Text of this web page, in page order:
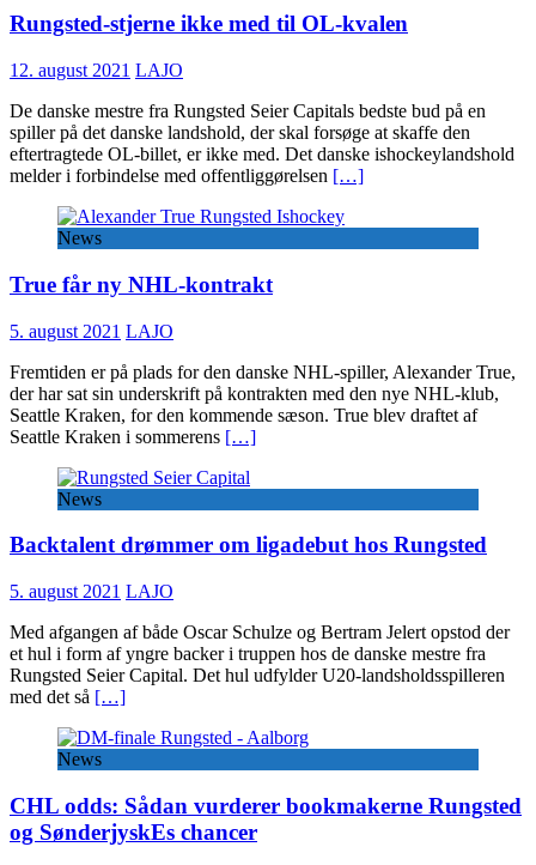
Rungsted-stjerne ikke med til OL-kvalen
12. august 2021 LAJO
De danske mestre fra Rungsted Seier Capitals bedste bud på en
spiller på det danske landshold, der skal forsøge at skaffe den
eftertragtede OL-billet, er ikke med. Det danske ishockeylandshold
melder i forbindelse med offentliggørelsen […]
News
True får ny NHL-kontrakt
5. august 2021 LAJO
Fremtiden er på plads for den danske NHL-spiller, Alexander True,
der har sat sin underskrift på kontrakten med den nye NHL-klub,
Seattle Kraken, for den kommende sæson. True blev draftet af
Seattle Kraken i sommerens […]
News
Backtalent drømmer om ligadebut hos Rungsted
5. august 2021 LAJO
Med afgangen af både Oscar Schulze og Bertram Jelert opstod der
et hul i form af yngre backer i truppen hos de danske mestre fra
Rungsted Seier Capital. Det hul udfylder U20-landsholdsspilleren
med det så […]
News
CHL odds: Sådan vurderer bookmakerne Rungsted
og SønderjyskEs chancer